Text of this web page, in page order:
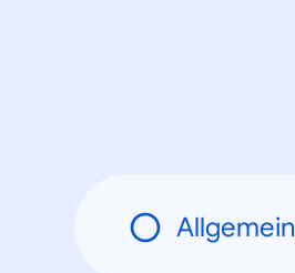
Allgemein